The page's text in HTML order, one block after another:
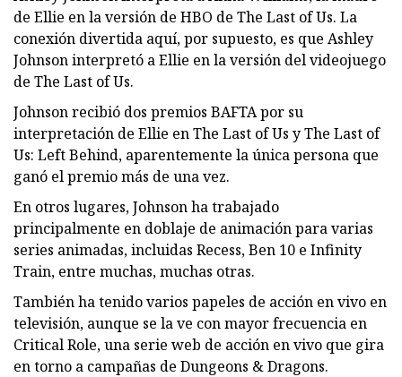
de Ellie en la versión de HBO de The Last of Us. La
conexión divertida aquí, por supuesto, es que Ashley
Johnson interpretó a Ellie en la versión del videojuego
de The Last of Us.
Johnson recibió dos premios BAFTA por su
interpretación de Ellie en The Last of Us y The Last of
Us: Left Behind, aparentemente la única persona que
ganó el premio más de una vez.
En otros lugares, Johnson ha trabajado
principalmente en doblaje de animación para varias
series animadas, incluidas Recess, Ben 10 e Infinity
Train, entre muchas, muchas otras.
También ha tenido varios papeles de acción en vivo en
televisión, aunque se la ve con mayor frecuencia en
Critical Role, una serie web de acción en vivo que gira
en torno a campañas de Dungeons & Dragons.